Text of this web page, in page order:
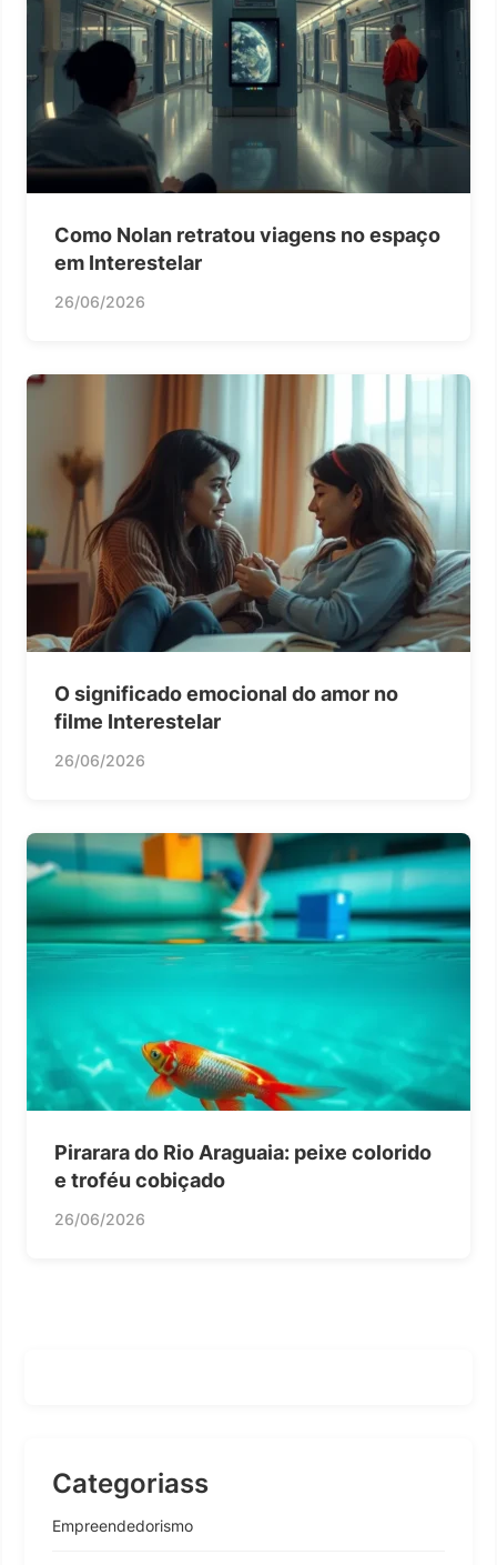
Como Nolan retratou viagens no espaço
em Interestelar
26/06/2026
O significado emocional do amor no
filme Interestelar
26/06/2026
Pirarara do Rio Araguaia: peixe colorido
e troféu cobiçado
26/06/2026
Categoriass
Empreendedorismo